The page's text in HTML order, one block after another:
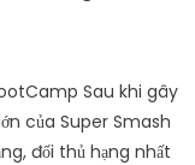
Sau khi gây
của Super Smash
đối thủ hạng nhất